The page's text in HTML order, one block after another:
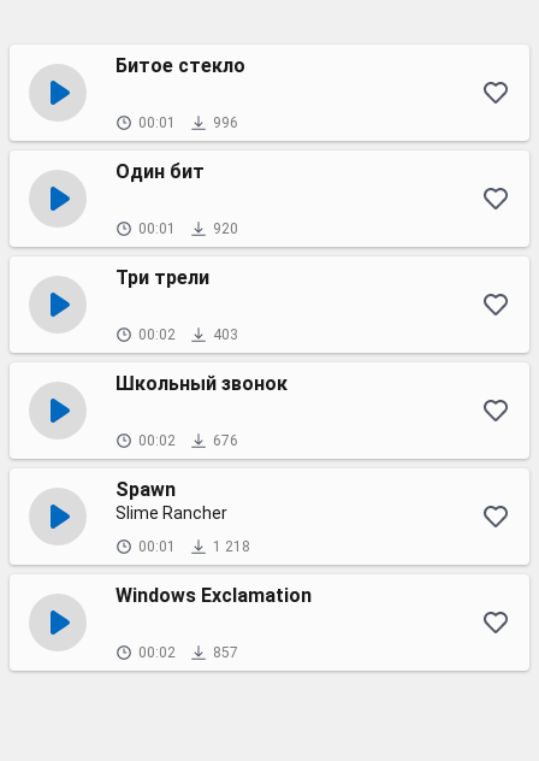
Битое стекло
00:01 996
Один бит
00:01 920
Три трели
00:02 403
Школьный звонок
00:02 676
Spawn
Slime Rancher
00:01 1 218
Windows Exclamation
00:02 857